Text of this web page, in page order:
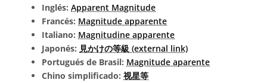
Inglés: Apparent Magnitude
Francés: Magnitude apparente
Italiano: Magnitudine apparente
Japonés: 見かけの等級 (external link)
Portugués de Brasil: Magnitude aparente
Chino simplificado: 视星等